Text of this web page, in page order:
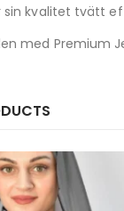
sin kvalitet tvätt
med Premium